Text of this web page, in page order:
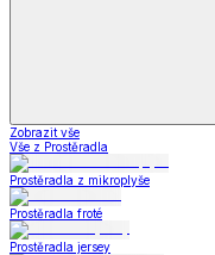
Zobrazit vše
Vše z Prostěradla
Prostěradla z mikroplyše
Prostěradla froté
Prostěradla jersey